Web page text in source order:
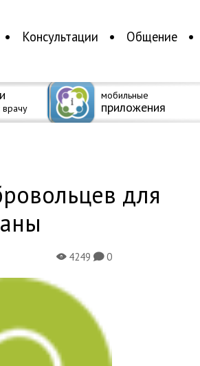
Консультации Общение
врачу
мобильные
приложения
для
X4249K0